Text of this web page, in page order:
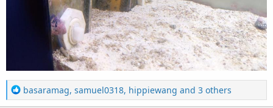
R
e
basaramag, samuel0318, hippiewang and 3 others